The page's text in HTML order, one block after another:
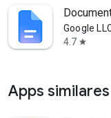
Google
4.7 star
Apps similares